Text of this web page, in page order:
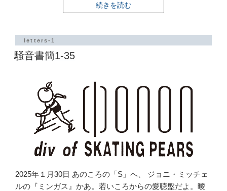
“騒
音
37”
続きを読む
letters-1
騒音書簡1-35
2025年１月30日 あのころの「S」へ、 ジョニ・ミッチェ
ルの『ミンガス』かあ。若いころからの愛聴盤だよ。曖